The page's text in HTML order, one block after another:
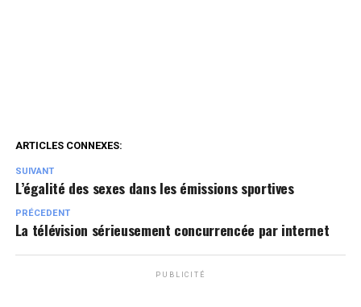
ARTICLES CONNEXES:
SUIVANT
L’égalité des sexes dans les émissions sportives
PRÉCEDENT
La télévision sérieusement concurrencée par internet
PUBLICITÉ